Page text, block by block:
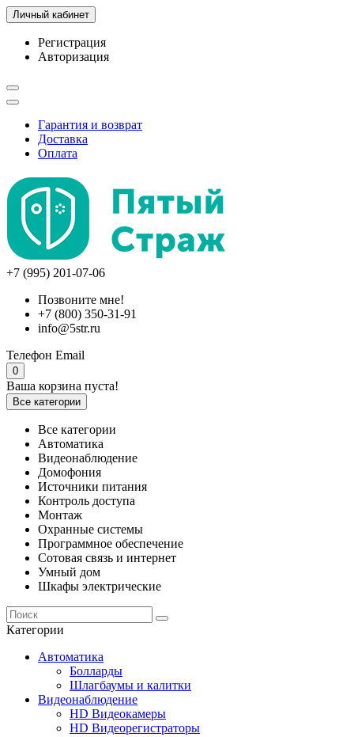
Личный кабинет
Регистрация
Авторизация
Гарантия и возврат
Доставка
Оплата
+7 (995) 201-07-06
Позвоните мне!
+7 (800) 350-31-91
info@5str.ru
Телефон Email
0
Ваша корзина пуста!
Все категории
Все категории
Автоматика
Видеонаблюдение
Домофония
Источники питания
Контроль доступа
Монтаж
Охранные системы
Программное обеспечение
Сотовая связь и интернет
Умный дом
Шкафы электрические
Категории
Автоматика
Болларды
Шлагбаумы и калитки
Видеонаблюдение
HD Видеокамеры
HD Видеорегистраторы